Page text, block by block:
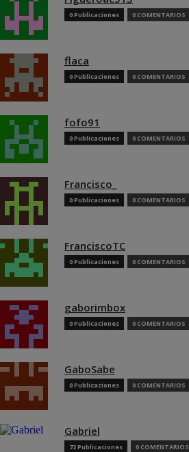
0 Publicaciones 0 COMENTARIOS
flaca
0 Publicaciones 0 COMENTARIOS
fofo91
0 Publicaciones 0 COMENTARIOS
Francisco_
0 Publicaciones 0 COMENTARIOS
FranciscoTC
0 Publicaciones 0 COMENTARIOS
gaborimbox
0 Publicaciones 0 COMENTARIOS
GaboSabe
0 Publicaciones 0 COMENTARIOS
Gabriel
72 Publicaciones 0 COMENTARIOS